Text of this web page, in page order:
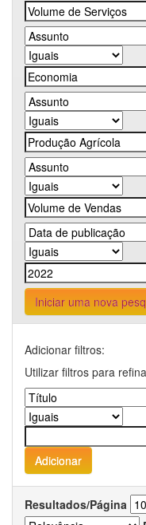
Iniciar uma nova
Adicionar filtros:
Utilizar filtros para
Resultados/Página